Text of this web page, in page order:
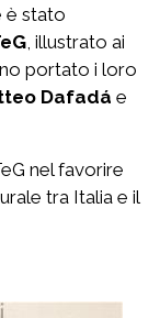
è stato
, illustrato ai
portato i loro
Dafadá e
nel favorire
tra Italia e il